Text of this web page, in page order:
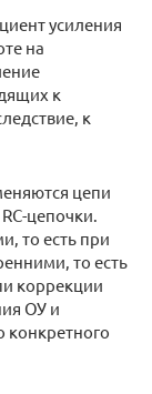
усиления
на
к
к
цепи
цепочки.
то есть при
то есть
коррекции
ОУ и
конкретного